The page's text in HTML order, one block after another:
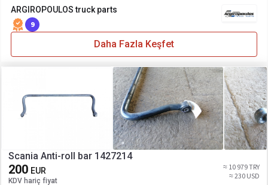
ARGIROPOULOS truck parts
9
Daha Fazla Keşfet
Scania Anti-roll bar 1427214
200 EUR
KDV hariç fiyat
≈ 10 979 TRY
≈ 230 USD